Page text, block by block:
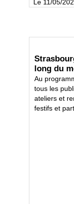
Le 11/05/
long du
Au
tous les
ateliers et
festifs et